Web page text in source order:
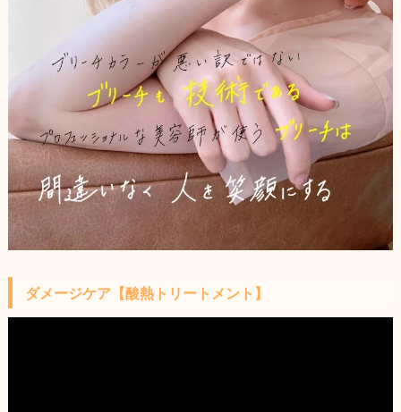
ダメージケア【酸熱トリートメント】